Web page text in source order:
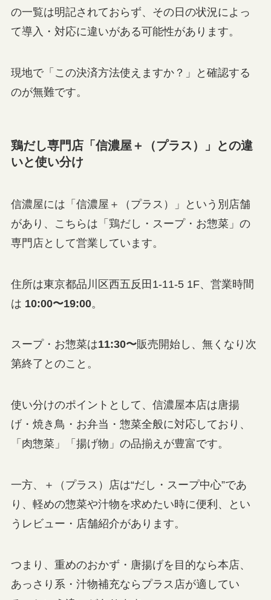
の一覧は明記されておらず、その日の状況によっ
て導入・対応に違いがある可能性があります。
現地で「この決済方法使えますか？」と確認する
のが無難です。
鶏だし専門店「信濃屋＋（プラス）」との違
いと使い分け
信濃屋には「信濃屋＋（プラス）」という別店舗
があり、こちらは「鶏だし・スープ・お惣菜」の
専門店として営業しています。
住所は東京都品川区西五反田1-11-5 1F、営業時間
は 10:00〜19:00。
スープ・お惣菜は11:30〜販売開始し、無くなり次
第終了とのこと。
使い分けのポイントとして、信濃屋本店は唐揚
げ・焼き鳥・お弁当・惣菜全般に対応しており、
「肉惣菜」「揚げ物」の品揃えが豊富です。
一方、＋（プラス）店は“だし・スープ中心”であ
り、軽めの惣菜や汁物を求めたい時に便利、とい
うレビュー・店舗紹介があります。
つまり、重めのおかず・唐揚げを目的なら本店、
あっさり系・汁物補充ならプラス店が適してい